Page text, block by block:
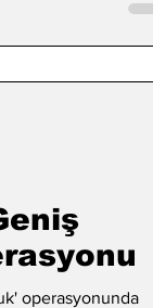
operasyonunda